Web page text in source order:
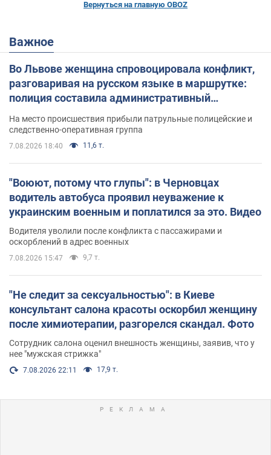
Вернуться на главную OBOZ
Важное
Во Львове женщина спровоцировала конфликт,
разговаривая на русском языке в маршрутке:
полиция составила административный
протокол. Видео
На место происшествия прибыли патрульные полицейские и
следственно-оперативная группа
7.08.2026 18:40 11,6 т.
"Воюют, потому что глупы": в Черновцах
водитель автобуса проявил неуважение к
украинским военным и поплатился за это. Видео
Водителя уволили после конфликта с пассажирами и
оскорблений в адрес военных
7.08.2026 15:47 9,7 т.
"Не следит за сексуальностью": в Киеве
консультант салона красоты оскорбил женщину
после химиотерапии, разгорелся скандал. Фото
Сотрудник салона оценил внешность женщины, заявив, что у
нее "мужская стрижка"
7.08.2026 22:11 17,9 т.